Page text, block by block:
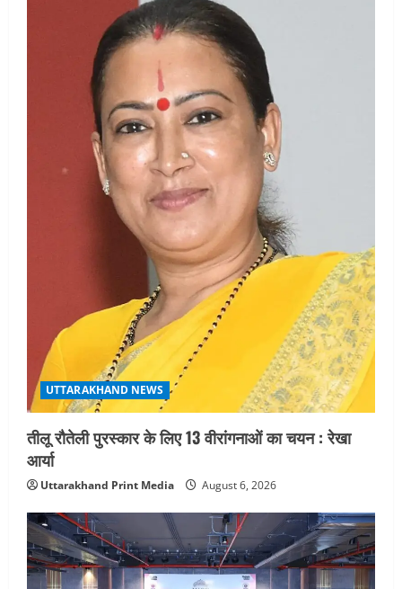
UTTARAKHAND NEWS
तीलू रौतेली पुरस्कार के लिए 13 वीरांगनाओं का चयन : रेखा
आर्या
Uttarakhand Print Media August 6, 2026